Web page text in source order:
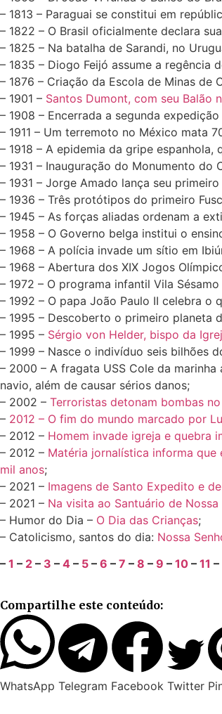
– 1813 – Paraguai se constitui em
– 1822 – O Brasil oficialmente declara
– 1825 – Na batalha de Sarandi, no
– 1835 – Diogo Feijó assume a regência
– 1876 – Criação da Escola de Minas
– 1901 – Santos Dumont, com seu Balão
– 1908 – Encerrada a segunda
– 1911 – Um terremoto no México mata
– 1918 – A epidemia da gripe
– 1931 – Inauguração do Monumento do
– 1931 – Jorge Amado lança seu
– 1936 – Três protótipos do primeiro
– 1945 – As forças aliadas ordenam a
– 1958 – O Governo belga institui o
– 1968 – A polícia invade um sítio em
– 1968 – Abertura dos XIX Jogos
– 1972 – O programa infantil Vila
– 1992 – O papa João Paulo II celebra o
– 1995 – Descoberto o primeiro planeta
– 1995 – Sérgio von Helder, bispo da
– 1999 – Nasce o indivíduo seis bilhões
– 2000 – A fragata USS Cole da
navio, além de causar sérios danos;
– 2002 – Terroristas detonam bombas
– 2012 – O fim do mundo marcado por
– 2012 – Homem invade igreja e quebra
– 2012 – Matéria jornalística informa
mil anos;
– 2021 – Imagens de Santo Expedito e
– 2021 – Na visita ao Santuário de
– Humor do Dia – O Dia das Crianças;
– Catolicismo, santos do dia: Nossa
– 1 – 2 – 3 – 4 – 5 – 6 – 7 – 8 – 9 – 10 – 11 –
Compartilhe este conteúdo:
WhatsApp Telegram Facebook Twitter